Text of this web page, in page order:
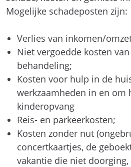
Mogelijke schadeposten zijn:
Verlies van inkomen/
Niet vergoedde kosten
behandeling;
Kosten voor hulp in de
werkzaamheden in en om
kinderopvang
Reis- en parkeerkosten;
Kosten zonder nut
concertkaartjes, de
vakantie die niet